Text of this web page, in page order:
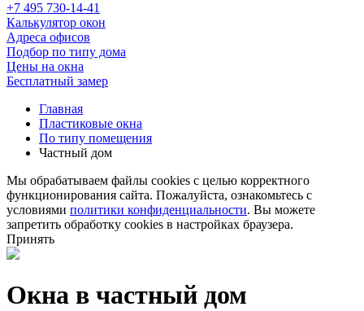
+7 495 730-14-41
Калькулятор окон
Адреса офисов
Подбор по типу дома
Цены на окна
Бесплатный замер
Главная
Пластиковые окна
По типу помещения
Частный дом
Мы обрабатываем файлы cookies с целью корректного
функционирования сайта. Пожалуйста, ознакомьтесь с
условиями политики конфиденциальности. Вы можете
запретить обработку cookies в настройках браузера.
Принять
Окна в частный дом